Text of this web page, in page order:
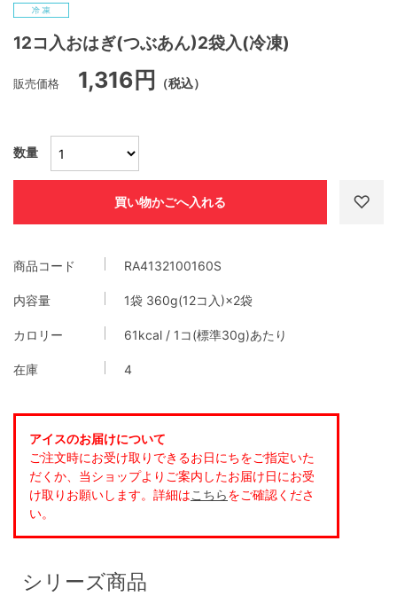
12コ入おはぎ(つぶあん)2袋入(冷凍)
販売価格 1,316円 （税込）
数量
商品コード RA4132100160S
内容量 1袋 360g(12コ入)×2袋
カロリー 61kcal / 1コ(標準30g)あたり
在庫 4
シリーズ商品
アイスのお届けについて
ご注文時にお受け取りできるお日にちをご指定いた
だくか、当ショップよりご案内したお届け日にお受
け取りお願いします。詳細はこちらをご確認くださ
い。